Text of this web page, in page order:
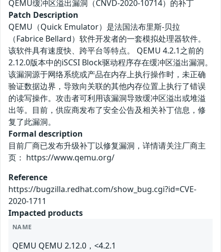
QEMU缓冲区溢出漏洞（CNVD-2020-10714）的补丁
Patch Description
QEMU（Quick Emulator）是法国法布里斯-贝拉
（Fabrice Bellard）软件开发者的一套模拟处理器软件。
该软件具有速度快、跨平台等特点。 QEMU 4.2.1之前的
2.12.0版本中的iSCSI Block驱动程序存在缓冲区溢出漏洞。
该漏洞源于网络系统或产品在内存上执行操作时，未正确
验证数据边界，导致向关联的其他内存位置上执行了错误
的读写操作。攻击者可利用该漏洞导致缓冲区溢出或堆溢
出等。目前，供应商发布了安全公告及相关补丁信息，修
复了此漏洞。
Formal description
目前厂商已发布升级补丁以修复漏洞，详情请关注厂商主
页： https://www.qemu.org/
Reference
https://bugzilla.redhat.com/show_bug.cgi?id=CVE-
2020-1711
Impacted products
NAME
QEMU QEMU 2.12.0，<4.2.1